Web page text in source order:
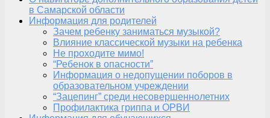
в Самарской области
Информация для родителей
Зачем ребенку заниматься музыкой?
Влияние классической музыки на ребенка
Не проходите мимо!
“Ребенок в опасности”
Информация о недопущении поборов в
образовательном учреждении
“Зацепинг” среди несовершеннолетних
Профилактика гриппа и ОРВИ